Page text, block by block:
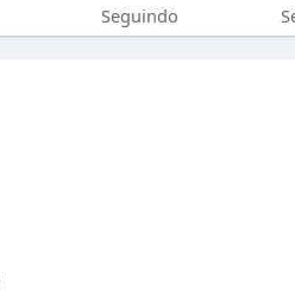
Seguindo